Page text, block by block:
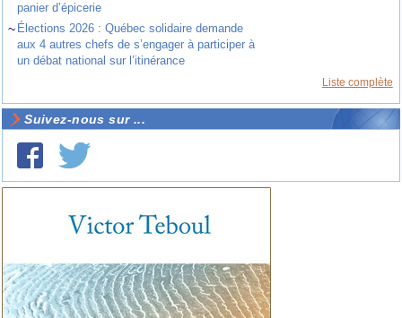
panier d’épicerie
~ Élections 2026 : Québec solidaire demande
aux 4 autres chefs de s’engager à participer à
un débat national sur l’itinérance
Liste complète
Suivez-nous sur ...